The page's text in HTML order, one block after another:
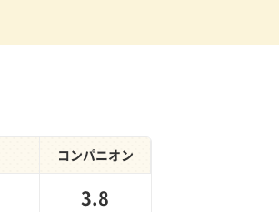
コンパニオン
3.8